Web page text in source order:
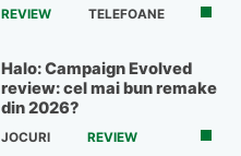
REVIEW TELEFOANE
Halo: Campaign Evolved
review: cel mai bun remake
din 2026?
JOCURI REVIEW